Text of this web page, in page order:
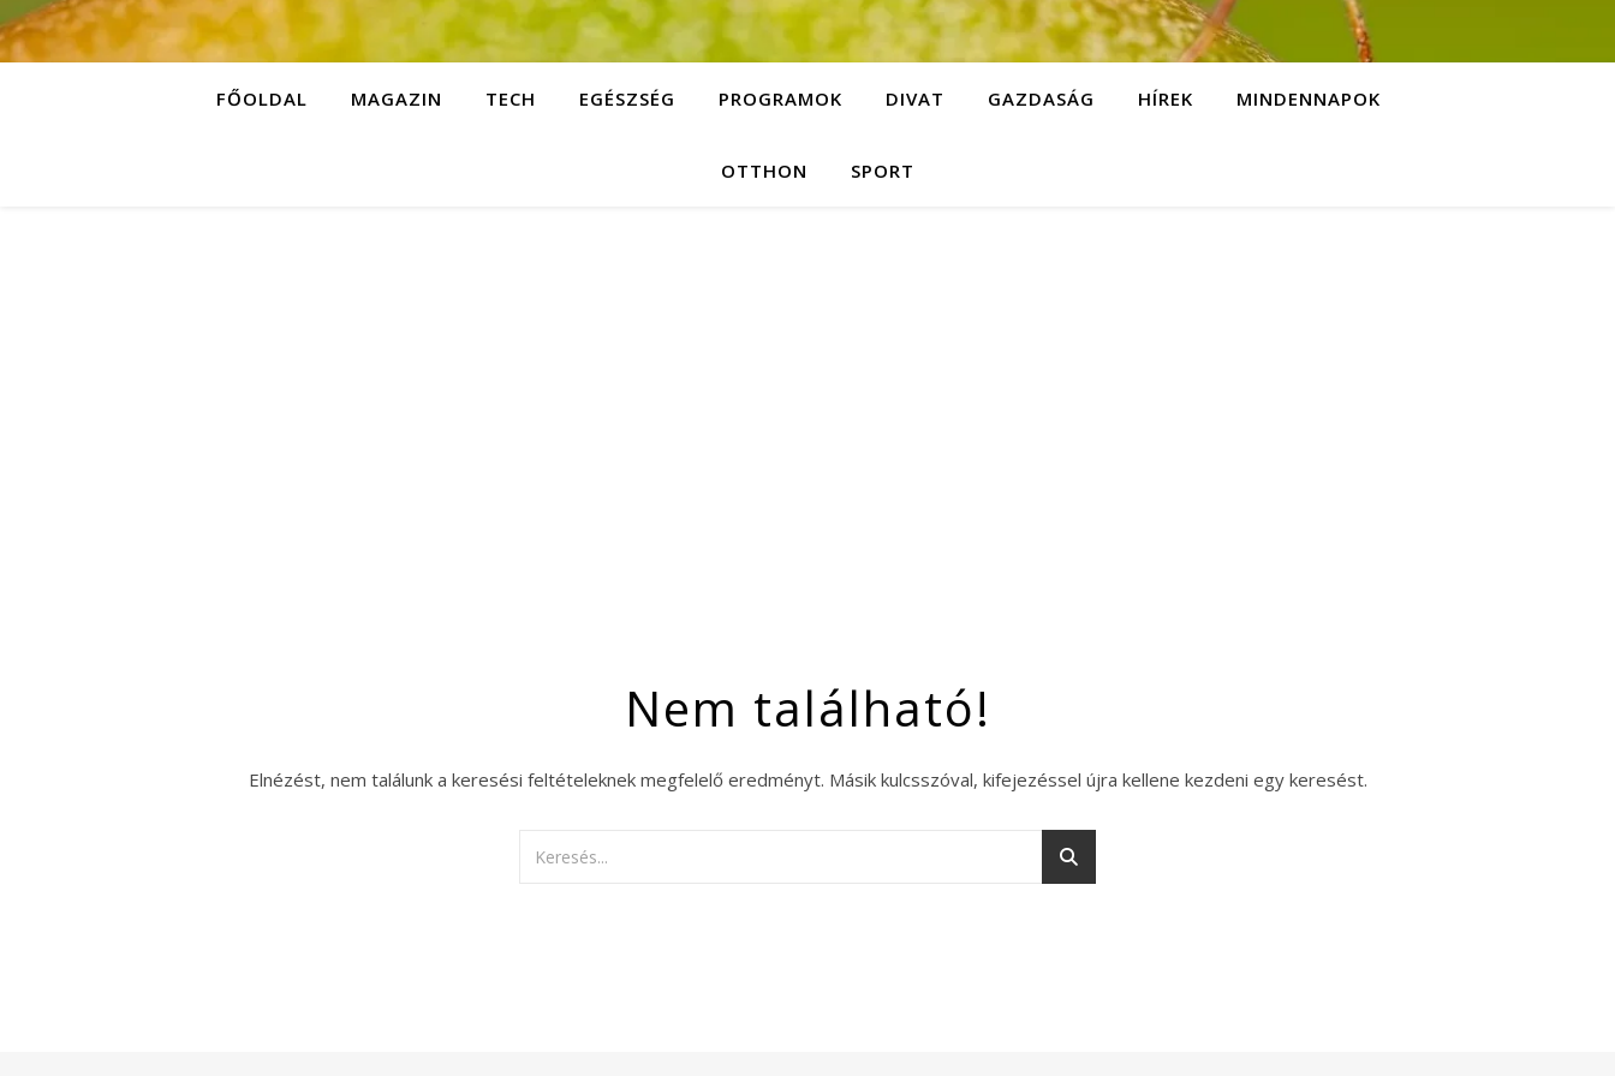
FŐOLDAL MAGAZIN TECH EGÉSZSÉG PROGRAMOK DIVAT GAZDASÁG HÍREK MINDENNAPOK
OTTHON SPORT
Nem található!
Elnézést, nem találunk a keresési feltételeknek megfelelő eredményt. Másik kulcsszóval, kifejezéssel újra kellene kezdeni egy keresést.